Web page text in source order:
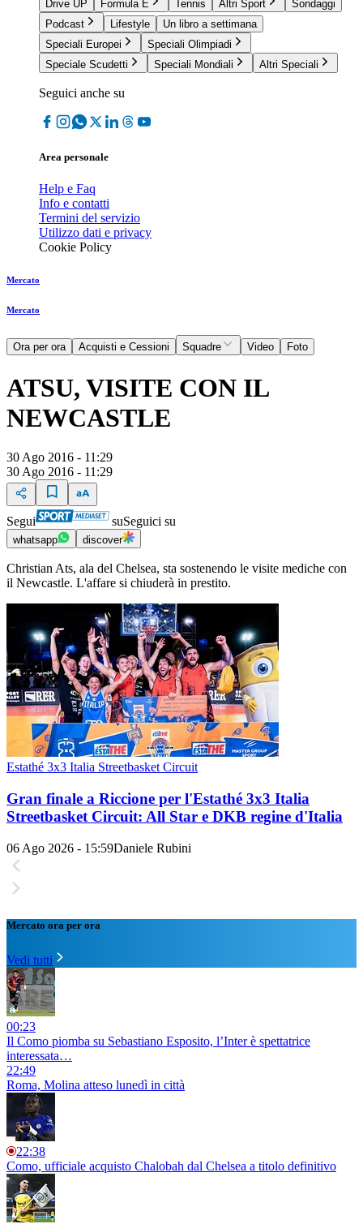
Drive UP
Formula E Tennis Altri Sport
Sondaggi
Podcast
Lifestyle
Un libro a settimana
Speciali Europei
Speciali Olimpiadi
Speciale Scudetti
Speciali Mondiali Altri Speciali
Seguici anche su
Area personale
Help e Faq
Info e contatti
Termini del servizio
Utilizzo dati e privacy
Cookie Policy
Mercato
Mercato
Ora per ora Acquisti e Cessioni Squadre Video Foto
ATSU, VISITE CON IL
NEWCASTLE
30 Ago 2016 - 11:29
30 Ago 2016 - 11:29
Segui suSeguici su
whatsapp discover
Christian Ats, ala del Chelsea, sta sostenendo le visite mediche con
il Newcastle. L'affare si chiuderà in prestito.
Estathé 3x3 Italia Streetbasket Circuit
Gran finale a Riccione per l'Estathé 3x3 Italia
Streetbasket Circuit: All Star e DKB regine d'Italia
06 Ago 2026 - 15:59Daniele Rubini
Mercato ora per ora
Vedi tutti
00:23
Il Como piomba su Sebastiano Esposito, l’Inter è spettatrice
interessata…
22:49
Roma, Molina atteso lunedì in città
22:38
Como, ufficiale acquisto Chalobah dal Chelsea a titolo definitivo